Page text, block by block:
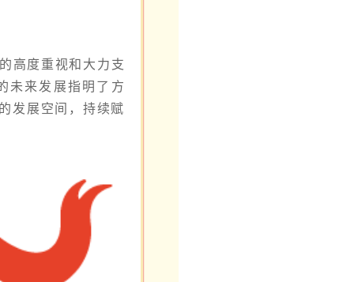
高度重视和大力支
未来发展指明了方
发展空间，持续赋